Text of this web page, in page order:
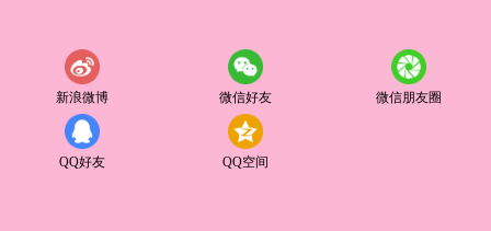
新浪微博 微信好友 微信朋友圈
QQ好友 QQ空间